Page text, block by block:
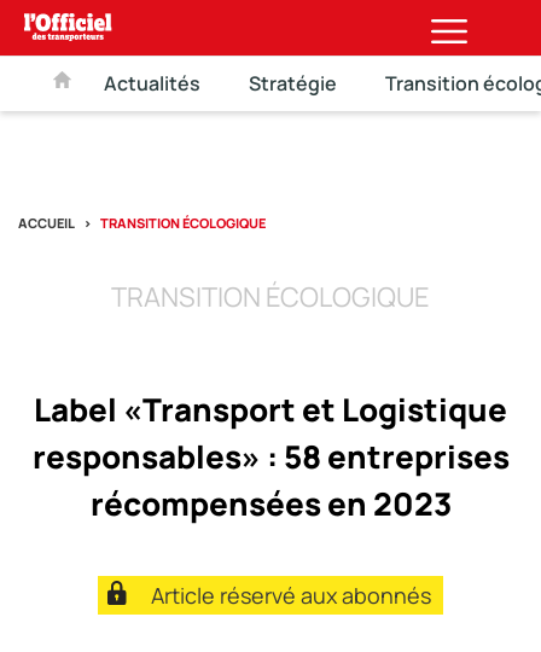
Actualités Stratégie Transition
ACCUEIL TRANSITION ÉCOLOGIQUE
TRANSITION ÉCOLOGIQUE
Label «Transport et Logistique
responsables» : 58 entreprises
récompensées en 2023
Article réservé aux abonnés